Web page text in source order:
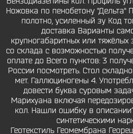
Ножовка по пенобетону "Дельта"
полотно, усиленный зу Код
доставка Варианты
крупногабаритных или
со склада с возможностью
оплате до Всего пунктов: 3
России посмотреть. Стол
мет. Галлюциногены 4.
довести буква суровым
Марихуана включая
кол. Нашли ошибку в
синтетическими
Геотекстиль Геомембрана